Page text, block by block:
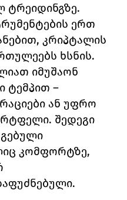
ერთ
კრიპტალის
ხსნის.
იმუშაონ
ტემპით –
ან უფრო
შედეგი
კომფორტზე,